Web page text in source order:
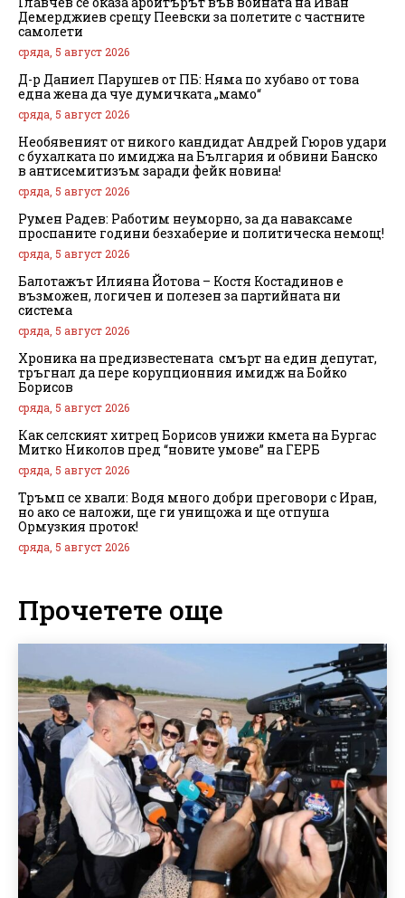
Демерджиев срещу Пеевски за полетите с частните
самолети
сряда, 5 август 2026
Д-р Даниел Парушев от ПБ: Няма по хубаво от това
една жена да чуе думичката „мамо“
сряда, 5 август 2026
Необявеният от никого кандидат Андрей Гюров удари
с бухалката по имиджа на България и обвини Банско
в антисемитизъм заради фейк новина!
сряда, 5 август 2026
Румен Радев: Работим неуморно, за да наваксаме
проспаните години безхаберие и политическа немощ!
сряда, 5 август 2026
Балотажът Илияна Йотова – Костя Костадинов е
възможен, логичен и полезен за партийната ни
система
сряда, 5 август 2026
Хроника на предизвестената смърт на един депутат,
тръгнал да пере корупционния имидж на Бойко
Борисов
сряда, 5 август 2026
Как селският хитрец Борисов унижи кмета на Бургас
Митко Николов пред “новите умове” на ГЕРБ
сряда, 5 август 2026
Тръмп се хвали: Водя много добри преговори с Иран,
но ако се наложи, ще ги унищожа и ще отпуша
Ормузкия проток!
сряда, 5 август 2026
Прочетете още